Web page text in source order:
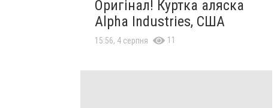
Оригінал! Куртка аляска
Alpha Industries, США
15:56, 4 серпня 11